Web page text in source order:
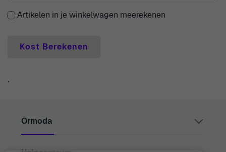
Artikelen in je winkelwagen meerekenen
Kost Berekenen
`
Ormoda